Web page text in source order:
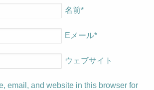
名前*
Eメール*
ウェブサイト
email, and website in this browser for